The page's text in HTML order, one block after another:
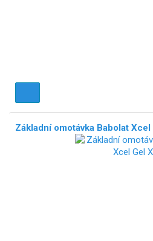
Základní omotávka Babolat Xcel